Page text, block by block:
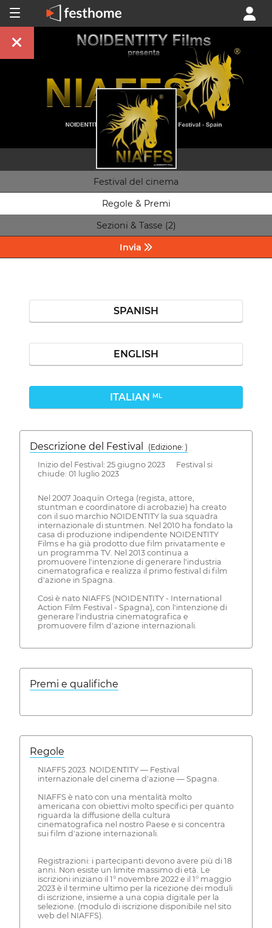
Festival del cinema
Regole & Premi
Sezioni & Tasse (2)
Invia
SPANISH
ENGLISH
ITALIAN ML
Descrizione del Festival
( Edizione: )
Inizio del Festival: 25 giugno 2023 Festival si
chiude: 01 luglio 2023
Nel 2007 Joaquín Ortega (regista, attore,
stuntman e coordinatore di acrobazie) ha creato
con il suo marchio NOIDENTITY la sua squadra
internazionale di stuntmen. Nel 2010 ha fondato la
casa di produzione indipendente NOIDENTITY
Films e ha già prodotto due film privatamente e
un programma TV. Nel 2013 continua a
promuovere l'intenzione di generare l'industria
cinematografica e realizza il primo festival di film
d'azione in Spagna.
Così è nato NIAFFS (NOIDENTITY - International
Action Film Festival - Spagna), con l'intenzione di
generare l'industria cinematografica e
promuovere film d'azione internazionali.
Premi e qualifiche
Regole
NIAFFS 2023. NOIDENTITY — Festival
internazionale del cinema d'azione — Spagna.
NIAFFS è nato con una mentalità molto
americana con obiettivi molto specifici per quanto
riguarda la diffusione della cultura
cinematografica nel nostro Paese e si concentra
sui film d'azione internazionali.
Registrazioni: i partecipanti devono avere più di 18
anni. Non esiste un limite massimo di età. Le
iscrizioni iniziano il 1° novembre 2022 e il 1° maggio
2023 è il termine ultimo per la ricezione dei moduli
di iscrizione, insieme a una copia digitale per la
selezione. (modulo di iscrizione disponibile nel sito
web del NIAFFS).